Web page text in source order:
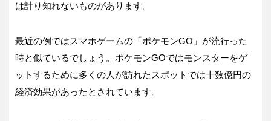
は計り知れないものがあります。
最近の例ではスマホゲームの「ポケモンGO」が流行った
時と似ているでしょう。ポケモンGOではモンスターをゲ
ットするために多くの人が訪れたスポットでは十数億円の
経済効果があったとされています。